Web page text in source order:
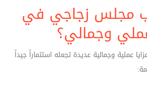
مجلس زجاجي في
وجمالي؟
عملية وجمالية عديدة تجعله استثماراً جيداً